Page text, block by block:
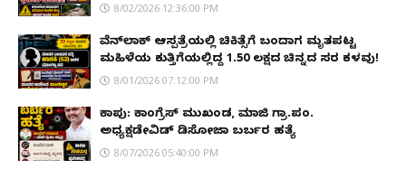
8/02/2026 12:36:00 PM
ವೆನ್‌ಲಾಕ್ ಆಸ್ಪತ್ರೆಯಲ್ಲಿ ಚಿಕಿತ್ಸೆಗೆ ಬಂದಾಗ ಮೃತಪಟ್ಟ
ಮಹಿಳೆಯ ಕುತ್ತಿಗೆಯಲ್ಲಿದ್ದ ₹1.50 ಲಕ್ಷದ ಚಿನ್ನದ ಸರ ಕಳವು!
8/01/2026 07:12:00 PM
ಕಾಪು: ಕಾಂಗ್ರೆಸ್ ಮುಖಂಡ, ಮಾಜಿ ಗ್ರಾ.ಪಂ.
ಅಧ್ಯಕ್ಷಡೇವಿಡ್ ಡಿಸೋಜಾ ಬರ್ಬರ ಹತ್ಯೆ
8/07/2026 05:40:00 PM